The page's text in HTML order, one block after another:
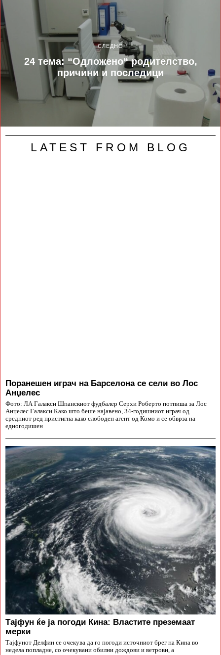
СЛЕДНО
24 тема: “Одложено“ родителство,
причини и последици
LATEST FROM BLOG
Поранешен играч на Барселона се сели во Лос
Анџелес
Фото: ЛА Галакси Шпанскиот фудбалер Серхи Роберто потпиша за Лос
Анџелес Галакси Како што беше најавено, 34-годишниот играч од
средниот ред пристигна како слободен агент од Комо и се обврза на
едногодишен
Тајфун ќе ја погоди Кина: Властите преземаат
мерки
Тајфунот Делфин се очекува да го погоди источниот брег на Кина во
недела попладне, со очекувани обилни дождови и ветрови, а